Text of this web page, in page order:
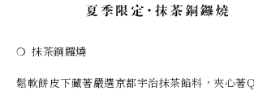
❍ 抹茶銅鑼燒
鬆軟餅皮下藏著嚴選京都宇治抹茶餡料，夾心著